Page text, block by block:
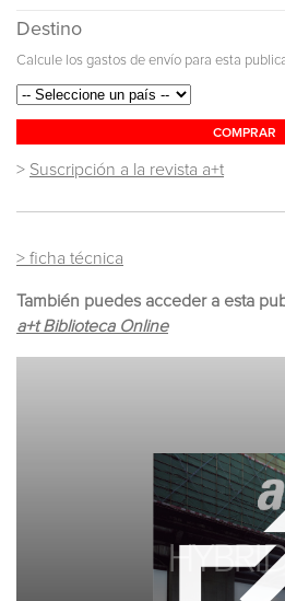
Destino
Calcule los gastos de envío para esta
COMPRAR
> Suscripción a la revista a+t
> ficha técnica
También puedes acceder a esta
a+t Biblioteca Online